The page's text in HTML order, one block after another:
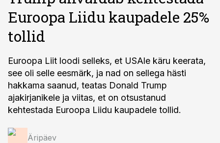
Euroopa Liidu kaupadele 25%
tollid
Euroopa Liit loodi selleks, et USAle käru keerata,
see oli selle eesmärk, ja nad on sellega hästi
hakkama saanud, teatas Donald Trump
ajakirjanikele ja viitas, et on otsustanud
kehtestada Euroopa Liidu kaupadele tollid.
Äripäev